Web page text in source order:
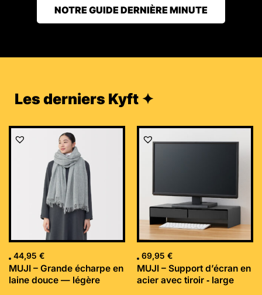
NOTRE GUIDE DERNIÈRE MINUTE
Les derniers Kyft ✦
44,95 €
MUJI – Grande écharpe en
laine douce — légère
69,95 €
MUJI – Support d’écran en
acier avec tiroir ‐ large